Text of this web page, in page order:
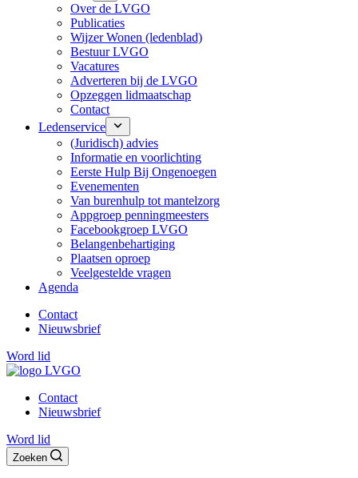
Over de LVGO
Publicaties
Wijzer Wonen (ledenblad)
Bestuur LVGO
Vacatures
Adverteren bij de LVGO
Opzeggen lidmaatschap
Contact
Ledenservice
(Juridisch) advies
Informatie en voorlichting
Eerste Hulp Bij Ongenoegen
Evenementen
Van burenhulp tot mantelzorg
Appgroep penningmeesters
Facebookgroep LVGO
Belangenbehartiging
Plaatsen oproep
Veelgestelde vragen
Agenda
Contact
Nieuwsbrief
Word lid
Contact
Nieuwsbrief
Word lid
Zoeken